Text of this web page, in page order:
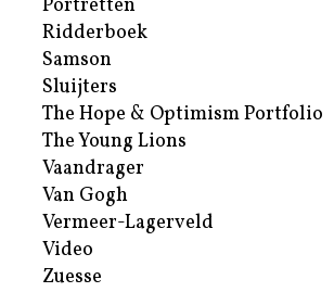
Portretten
Ridderboek
Samson
Sluijters
The Hope & Optimism Portfolio
The Young Lions
Vaandrager
Van Gogh
Vermeer-Lagerveld
Video
Zuesse